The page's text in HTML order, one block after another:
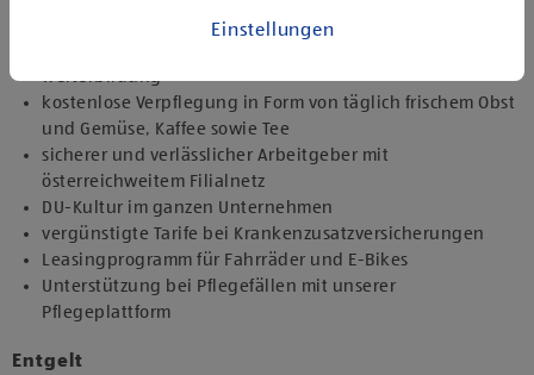
Weiterbildung
kostenlose Verpflegung in Form von täglich frischem Obst
und Gemüse, Kaffee sowie Tee
sicherer und verlässlicher Arbeitgeber mit
österreichweitem Filialnetz
DU-Kultur im ganzen Unternehmen
vergünstigte Tarife bei Krankenzusatzversicherungen
Leasingprogramm für Fahrräder und E-Bikes
Unterstützung bei Pflegefällen mit unserer
Pflegeplattform
Entgelt
Einstellungen